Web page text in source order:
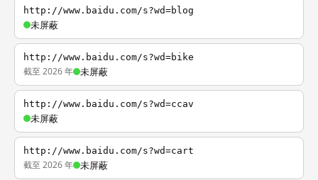
http://www.baidu.com/s?wd=blog
未屏蔽
http://www.baidu.com/s?wd=bike
截至 2026 年 未屏蔽
http://www.baidu.com/s?wd=ccav
未屏蔽
http://www.baidu.com/s?wd=cart
截至 2026 年 未屏蔽